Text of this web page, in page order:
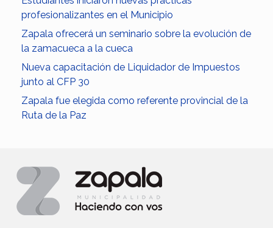
profesionalizantes en el Municipio
Zapala ofrecerá un seminario sobre la evolución de
la zamacueca a la cueca
Nueva capacitación de Liquidador de Impuestos
junto al CFP 30
Zapala fue elegida como referente provincial de la
Ruta de la Paz